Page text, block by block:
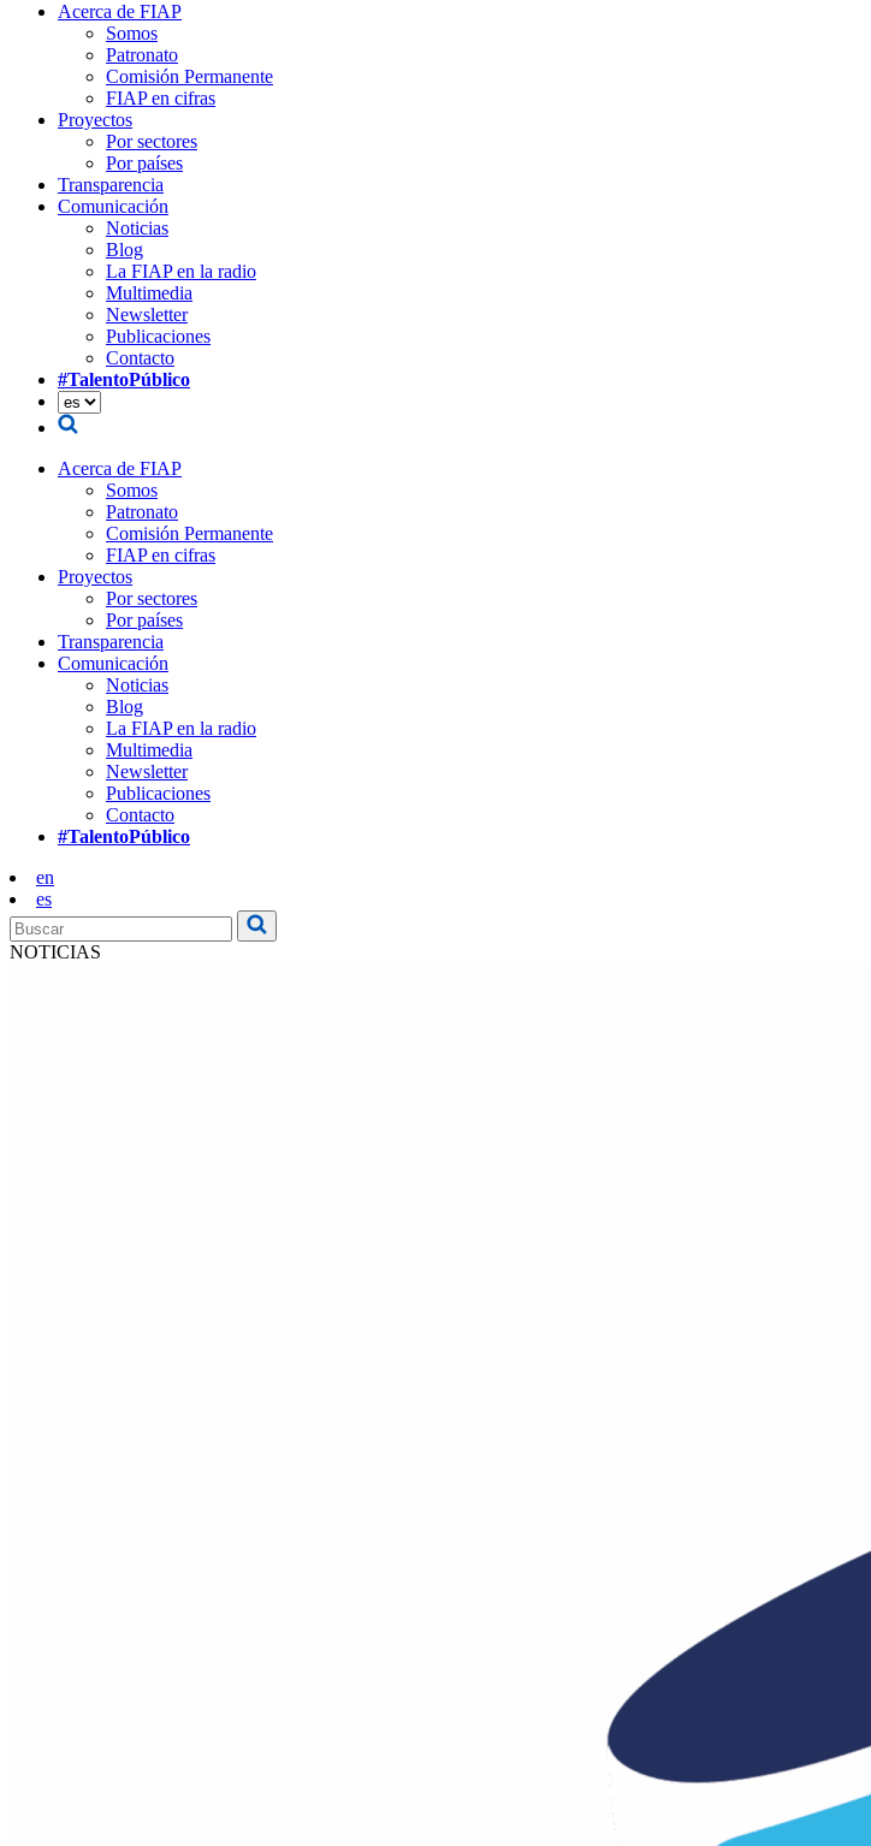
Acerca de FIAP
Somos
Patronato
Comisión Permanente
FIAP en cifras
Proyectos
Por sectores
Por países
Transparencia
Comunicación
Noticias
Blog
La FIAP en la radio
Multimedia
Newsletter
Publicaciones
Contacto
#TalentoPúblico
Acerca de FIAP
Somos
Patronato
Comisión Permanente
FIAP en cifras
Proyectos
Por sectores
Por países
Transparencia
Comunicación
Noticias
Blog
La FIAP en la radio
Multimedia
Newsletter
Publicaciones
Contacto
#TalentoPúblico
en
es
NOTICIAS